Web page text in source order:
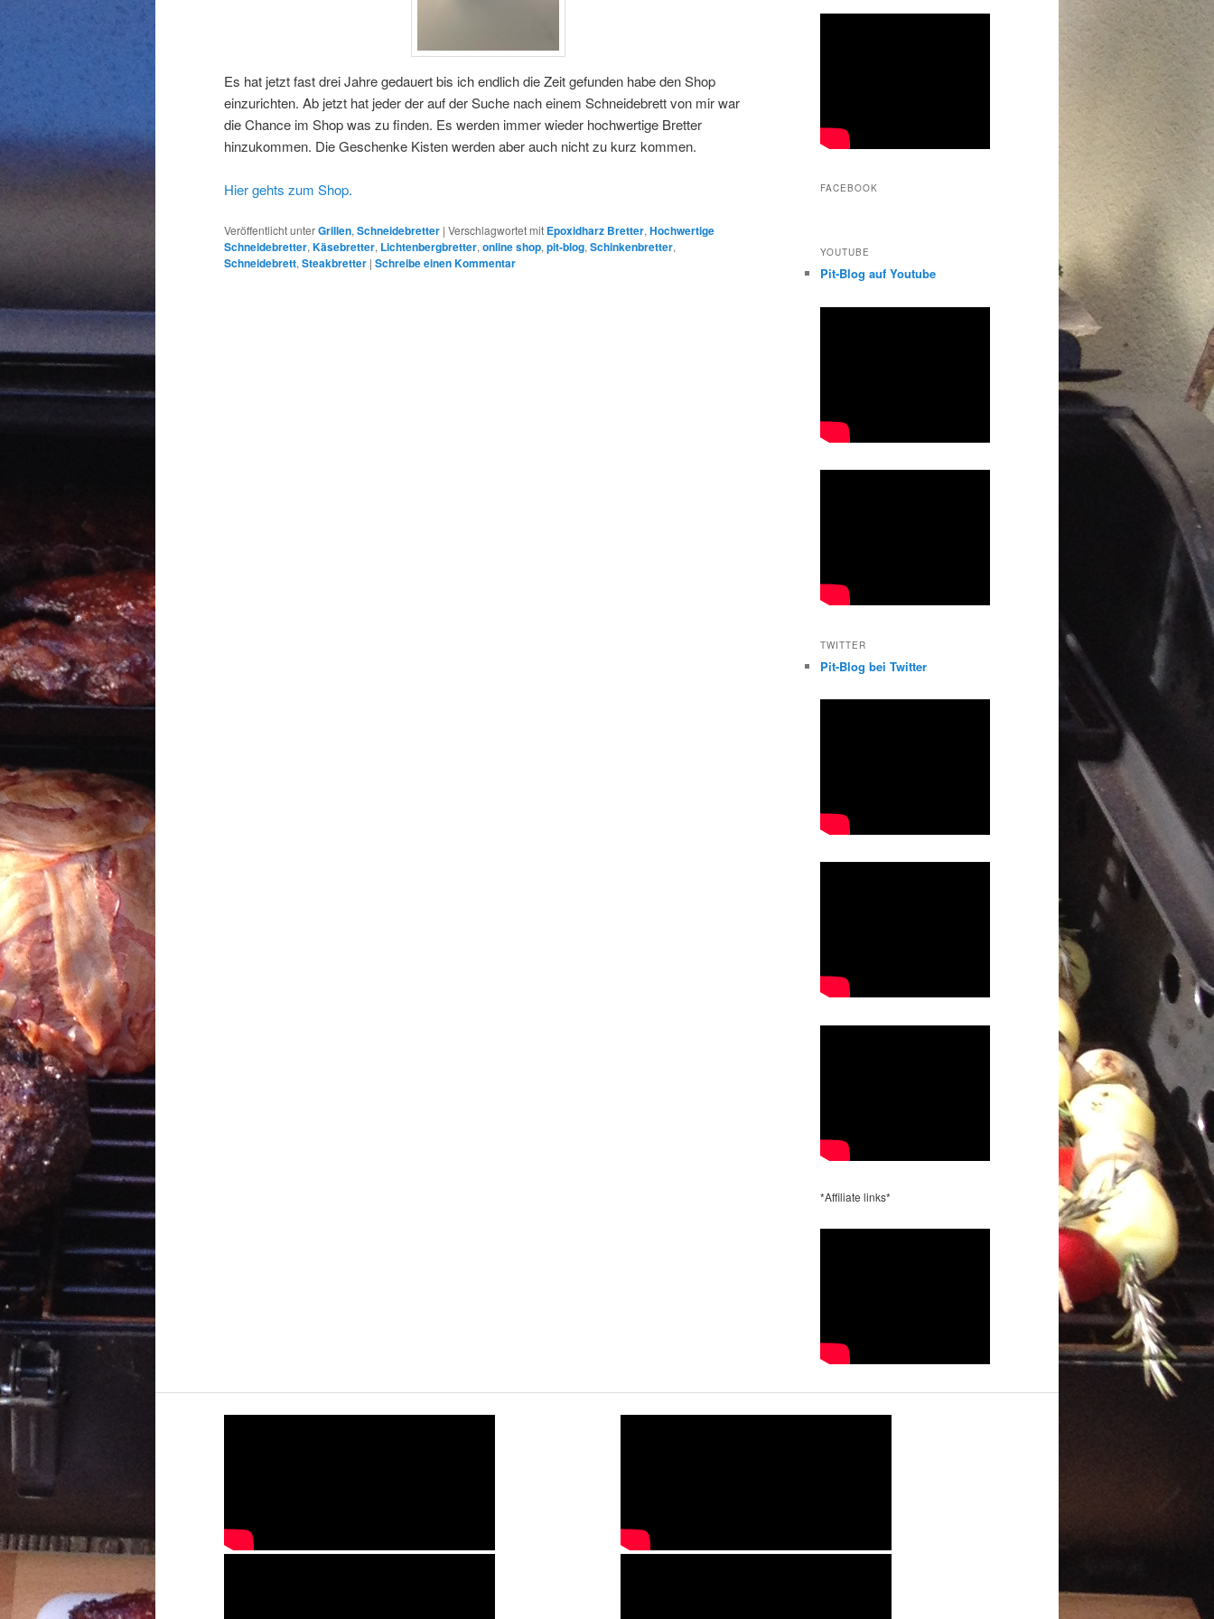
Es hat jetzt fast drei Jahre gedauert bis ich endlich die Zeit gefunden habe den Shop
einzurichten. Ab jetzt hat jeder der auf der Suche nach einem Schneidebrett von mir war
die Chance im Shop was zu finden. Es werden immer wieder hochwertige Bretter
hinzukommen. Die Geschenke Kisten werden aber auch nicht zu kurz kommen.
Hier gehts zum Shop.
Veröffentlicht unterGrillen, Schneidebretter | Verschlagwortet mit Epoxidharz Bretter, Hochwertige
Schneidebretter, Käsebretter, Lichtenbergbretter, online shop, pit-blog, Schinkenbretter,
Schneidebrett, Steakbretter | Schreibe einen Kommentar
FACEBOOK
YOUTUBE
Pit-Blog auf Youtube
TWITTER
Pit-Blog bei Twitter
*Affiliate links*